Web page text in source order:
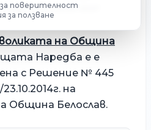
2014 г.2023-2027
на Община
Наредба е е
с Решение № 445
на
Община Белослав.
поверителност
за ползване